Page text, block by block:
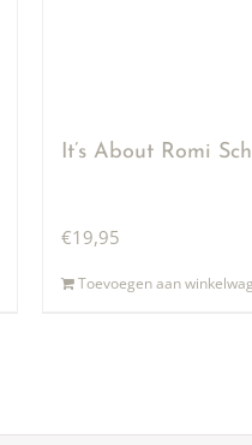
It’s About Romi
€19,95
Toevoegen aan